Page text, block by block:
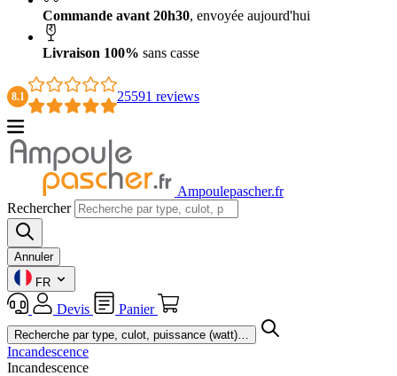
Commande avant 20h30, envoyée aujourd'hui
Livraison 100% sans casse
8.1 25591 reviews
Ampoulepascher.fr
Rechercher
Annuler
FR
Devis Panier
Incandescence
Incandescence